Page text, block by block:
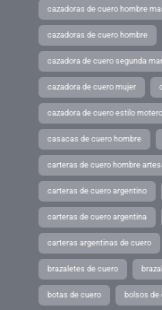
cazadoras de cuero hombre
cazadoras de cuero hombre
cazadora de cuero segunda
cazadora de cuero mujer
cazadora de cuero estilo motero
casacas de cuero hombre
carteras de cuero hombre
carteras de cuero argentino
carteras de cuero argentina
carteras argentinas de cuero
brazaletes de cuero
botas de cuero bolsos de